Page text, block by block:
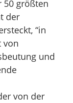
50 größten
der
“in
von
und
von der